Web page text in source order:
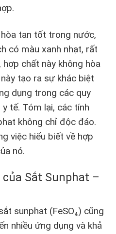
tan tốt trong nước,
có màu xanh nhạt, rất
hợp chất này không hòa
tạo ra sự khác biệt
dụng trong các quy
tế. Tóm lại, các tính
không chỉ độc đáo.
việc hiểu biết về hợp
nó.
Sắt Sunphat –
sunphat (FeSO₄) cũng
nhiều ứng dụng và khả